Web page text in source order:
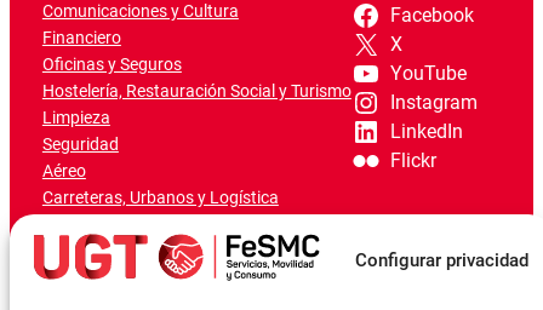
Configurar privacidad
Comunicaciones y Cultura
Financiero
Oficinas y Seguros
Hostelería, Restauración Social y Turismo
Limpieza
Seguridad
Aéreo
Carreteras, Urbanos y Logística
Marítimo-Portuario
Facebook
X
YouTube
Instagram
LinkedIn
Flickr